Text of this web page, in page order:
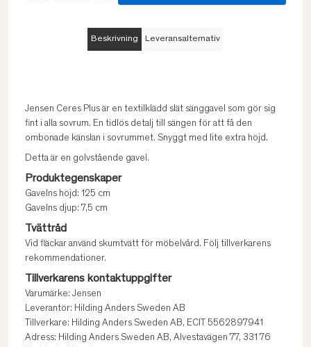
Beskrivning Leveransalternativ
Jensen Ceres Plus är en textilklädd slät sänggavel som gör sig
fint i alla sovrum. En tidlös detalj till sängen för att få den
ombonade känslan i sovrummet. Snyggt med lite extra höjd.
Detta är en golvstående gavel.
Produktegenskaper
Gavelns höjd: 125 cm
Gavelns djup: 7,5 cm
Tvättråd
Vid fläckar använd skumtvätt för möbelvård. Följ tillverkarens
rekommendationer.
Tillverkarens kontaktuppgifter
Varumärke: Jensen
Leverantör: Hilding Anders Sweden AB
Tillverkare: Hilding Anders Sweden AB, ECIT 5562897941
Adress: Hilding Anders Sweden AB, Alvestavägen 77, 331 76